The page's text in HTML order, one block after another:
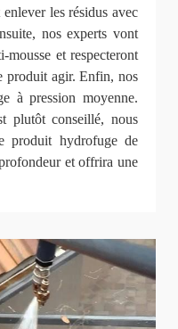
les résidus avec
nos experts vont
et respecteront
produit agir. Enfin, nos
à pression moyenne.
plutôt conseillé, nous
produit hydrofuge de
et offrira une